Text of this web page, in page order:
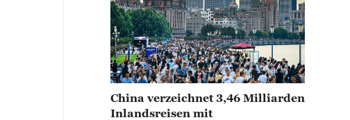
China verzeichnet 3,46 Milliarden
Inlandsreisen mit